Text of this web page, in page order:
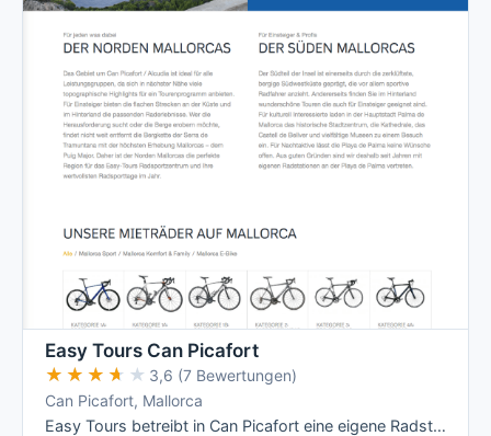
Easy Tours Can Picafort
★★★★★
★★★★★ 3,6 (7 Bewertungen)
Can Picafort, Mallorca
Easy Tours betreibt in Can Picafort eine eigene Radstation mit Werkstatt, Radkeller und Waschstation und richtet sich damit klar an …